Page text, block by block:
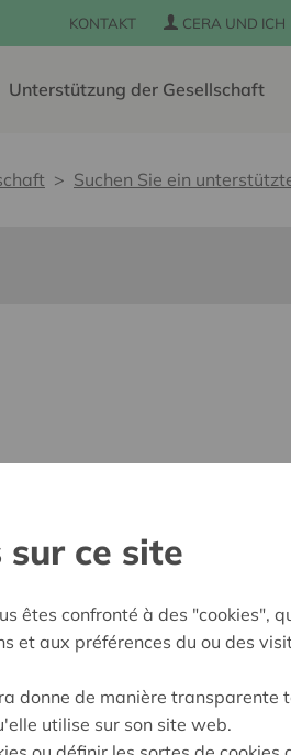
KONTAKT CERA UND ICH
Unterstützung der Gesellschaft
Suchen Sie ein
ce site
êtes confronté à des "cookies",
et aux préférences du ou des
donne de manière transparente
utilise sur son site web.